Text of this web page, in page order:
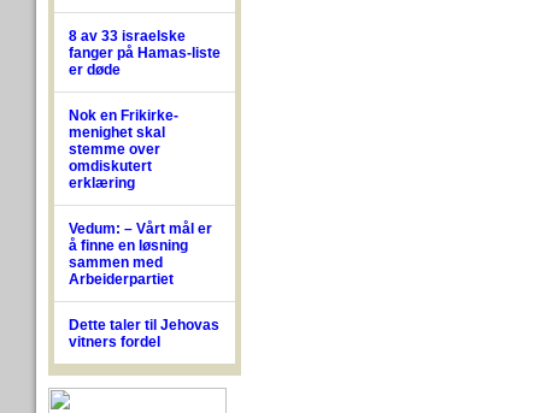
8 av 33 israelske
fanger på Hamas-liste
er døde
Nok en Frikirke-
menighet skal
stemme over
omdiskutert
erklæring
Vedum: – Vårt mål er
å finne en løsning
sammen med
Arbeiderpartiet
Dette taler til Jehovas
vitners fordel